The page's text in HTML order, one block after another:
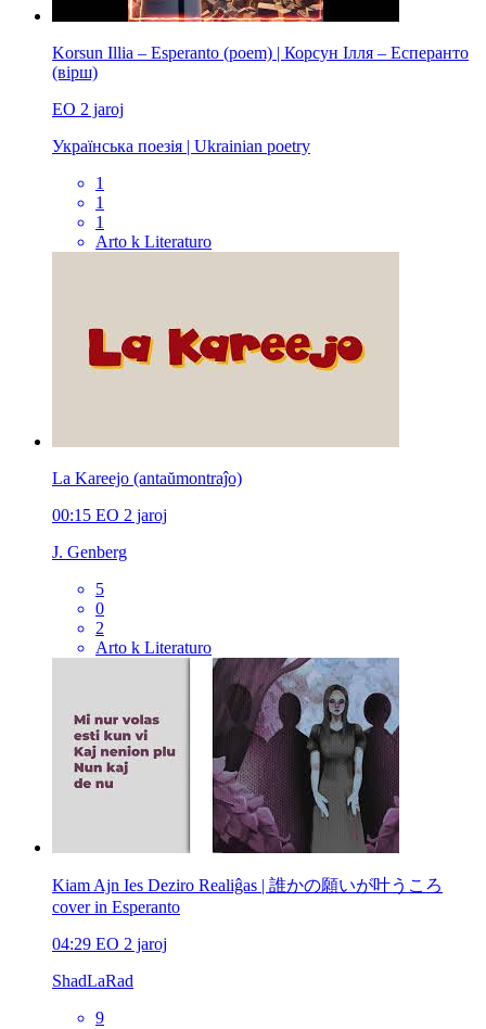
Korsun Illia – Esperanto (poem) | Корсун Ілля – Есперанто
(вірш)
EO 2 jaroj
Українська поезія | Ukrainian poetry
1
1
1
Arto k Literaturo
La Kareejo (antaŭmontraĵo)
00:15 EO 2 jaroj
J. Genberg
5
0
2
Arto k Literaturo
Kiam Ajn Ies Deziro Realiĝas | 誰かの願いが叶うころ
cover in Esperanto
04:29 EO 2 jaroj
ShadLaRad
9